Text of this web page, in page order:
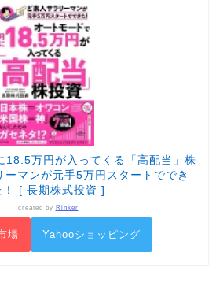
18.5万円が入ってくる「高配当」株
ーマンが元手5万円スタートででき
！ [ 長期株式投資 ]
created by Rinker
場 Yahooショッピング